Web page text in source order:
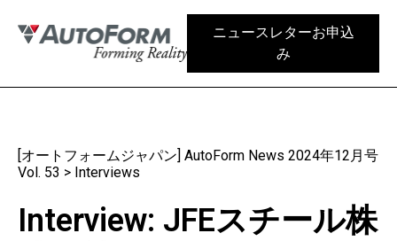
ニュースレターお申込
み
[オートフォームジャパン] AutoForm News 2024年12月号
Vol. 53 > Interviews
Interview: JFEスチール株